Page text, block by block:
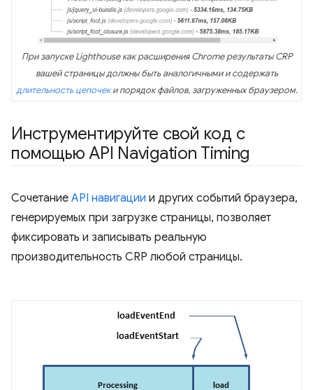
При запуске Lighthouse как расширения Chrome результаты CRP
вашей страницы должны быть аналогичными и содержать
длительность цепочеки порядок файлов, загруженных браузером.
Инструментируйте свой код с
помощью API Navigation Timing
Сочетание API навигации и других событий браузера,
генерируемых при загрузке страницы, позволяет
фиксировать и записывать реальную
производительность CRP любой страницы.